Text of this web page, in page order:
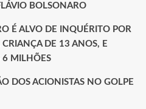
BOLSONARO
É ALVO DE INQUÉRITO POR
CRIANÇA DE 13 ANOS, E
6 MILHÕES
DOS ACIONISTAS NO GOLPE